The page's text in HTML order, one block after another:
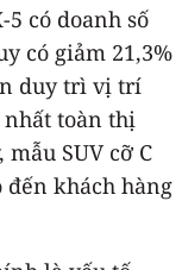
5 có doanh số
có giảm 21,3%
duy trì vị trí
toàn thị
SUV cỡ C
đến khách hàng